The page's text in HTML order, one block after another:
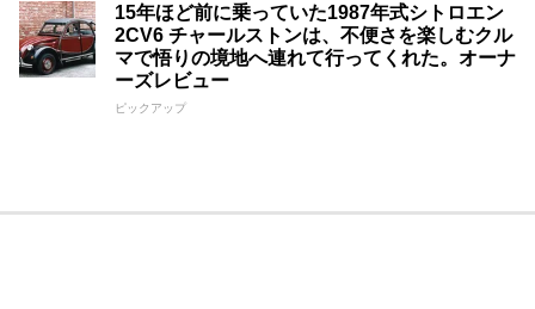
15年ほど前に乗っていた1987年式シトロエン
2CV6 チャールストンは、不便さを楽しむクル
マで悟りの境地へ連れて行ってくれた。オーナ
ーズレビュー
ピックアップ